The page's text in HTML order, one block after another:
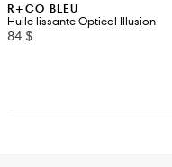
R+CO BLEU
Huile lissante Optical Illusion
84 $